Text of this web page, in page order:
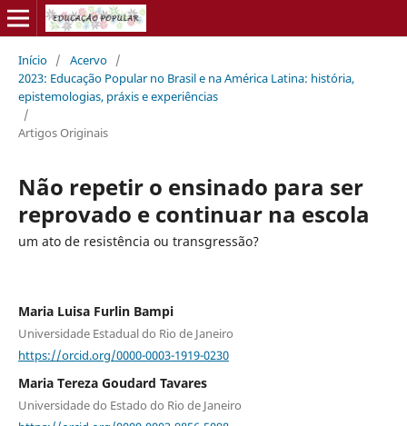
Início / Acervo /
2023: Educação Popular no Brasil e na América Latina: história,
epistemologias, práxis e experiências
/
Artigos Originais
Não repetir o ensinado para ser
reprovado e continuar na escola
um ato de resistência ou transgressão?
Maria Luisa Furlin Bampi
Universidade Estadual do Rio de Janeiro
https://orcid.org/0000-0003-1919-0230
Maria Tereza Goudard Tavares
Universidade do Estado do Rio de Janeiro